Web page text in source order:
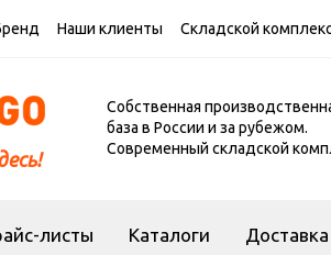
Наши клиенты Складской комплекс
Собственная
база в России и за рубежом.
Современный складской
листы Каталоги Доставка